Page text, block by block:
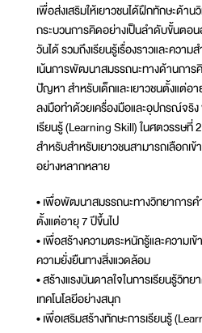
เพื่อส่งเสริมให้เยาวชนได้ฝึกทักษะด้
กระบวนการคิดอย่างเป็นลำดับขั้นตอน
วันได้ รวมถึงเรียนรู้เรื่องราวและควา
เน้นการพัฒนาสมรรถนะทางด้านการคิ
ปัญหา สำหรับเด็กและเยาวชนตั้งแต่อ
ลงมือทำด้วยเครื่องมือและอุปกรณ์จริ
เรียนรู้ (Learning Skill) ในศตวรรษที่
สำหรับสำหรับเยาวชนสามารถเลือกเ
อย่างหลากหลาย
• เพื่อพัฒนาสมรรถนะทางวิทยาการค
ตั้งแต่อายุ 7 ปีขึ้นไป
• เพื่อสร้างความตระหนักรู้และความเ
ความยั่งยืนทางสิ่งแวดล้อม
• สร้างแรงบันดาลใจในการเรียนรู้วิ
เทคโนโลยีอย่างสนุก
• เพื่อเสริมสร้างทักษะการเรียนรู้